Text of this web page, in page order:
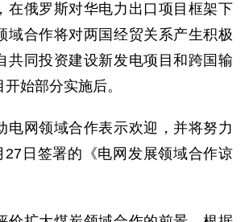
俄罗斯对华电力出口项目框架下
域合作将对两国经贸关系产生积极
共同投资建设新发电项目和跨国输
始部分实施后。
网领域合作表示欢迎，并将努力
27日签署的《电网发展领域合作谅